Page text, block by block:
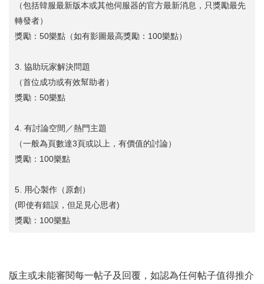
（包括韓服最新版本或其他伺服器的官方最新消息，只獎勵最先
轉發者）
獎勵：50樂點（如有影圖最高獎勵：100樂點）
3. 協助玩家解決問題
（首位成功或有效幫助者）
獎勵：50樂點
4. 有討論空間／熱門主題
（一般為頁數達3頁或以上，有價值的討論）
獎勵：100樂點
5. 用心製作（原創）
(即使有錯誤，但足見心思者)
獎勵：100樂點
版主或未能審閱每一帖子及回覆，如認為任何帖子值得推介